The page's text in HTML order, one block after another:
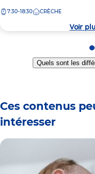
la 7:30-18:30 CRÈCHE
Voir
Quels sont les
Ces contenus
intéresser